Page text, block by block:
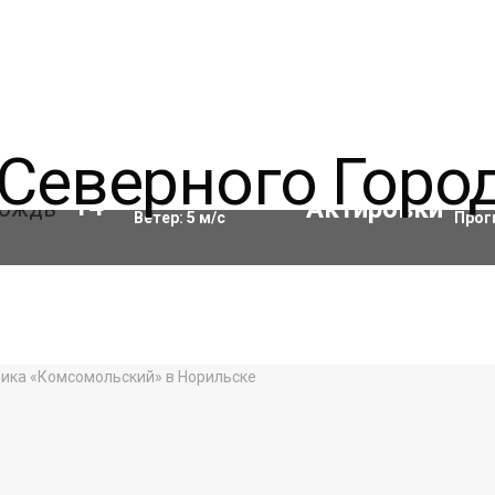
14°C Влажность:66%
Ветер: 5 м/с